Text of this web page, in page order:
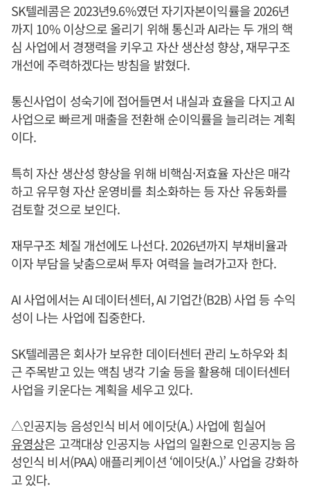
SK텔레콤은 2023년9.6%였던 자기자본이익률을 2026년
까지 10% 이상으로 올리기 위해 통신과 AI라는 두 개의 핵
심 사업에서 경쟁력을 키우고 자산 생산성 향상, 재무구조
개선에 주력하겠다는 방침을 밝혔다.
통신사업이 성숙기에 접어들면서 내실과 효율을 다지고 AI
사업으로 빠르게 매출을 전환해 순이익률을 늘리려는 계획
이다.
특히 자산 생산성 향상을 위해 비핵심·저효율 자산은 매각
하고 유무형 자산 운영비를 최소화하는 등 자산 유동화를
검토할 것으로 보인다.
재무구조 체질 개선에도 나선다. 2026년까지 부채비율과
이자 부담을 낮춤으로써 투자 여력을 늘려가고자 한다.
AI 사업에서는 AI 데이터센터, AI 기업간(B2B) 사업 등 수익
성이 나는 사업에 집중한다.
SK텔레콤은 회사가 보유한 데이터센터 관리 노하우와 최
근 주목받고 있는 액침 냉각 기술 등을 활용해 데이터센터
사업을 키운다는 계획을 세우고 있다.
△인공지능 음성인식 비서 에이닷(A.) 사업에 힘실어
유영상은 고객대상 인공지능 사업의 일환으로 인공지능 음
성인식 비서(PAA) 애플리케이션 ‘에이닷(A.)’ 사업을 강화하
고 있다.